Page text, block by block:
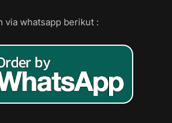
via whatsapp berikut :